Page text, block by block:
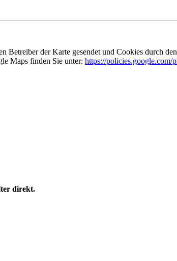
Betreiber der Karte gesendet und Cookies durch
Maps finden Sie unter: https://policies.google.com/
direkt.